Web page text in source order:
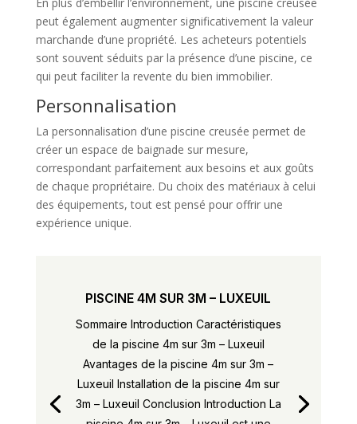
peut également augmenter significativement la valeur
marchande d’une propriété. Les acheteurs potentiels
sont souvent séduits par la présence d’une piscine, ce
qui peut faciliter la revente du bien immobilier.
Personnalisation
La personnalisation d’une piscine creusée permet de
créer un espace de baignade sur mesure,
correspondant parfaitement aux besoins et aux goûts
de chaque propriétaire. Du choix des matériaux à celui
des équipements, tout est pensé pour offrir une
expérience unique.
PISCINE 4M SUR 3M – LUXEUIL
Sommaire Introduction Caractéristiques
de la piscine 4m sur 3m – Luxeuil
Avantages de la piscine 4m sur 3m –
Luxeuil Installation de la piscine 4m sur
3m – Luxeuil Conclusion Introduction La